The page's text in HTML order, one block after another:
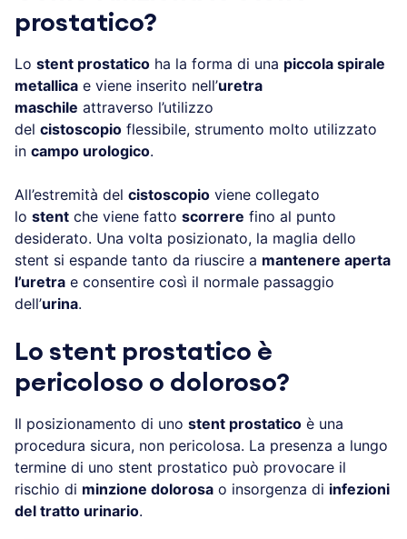
prostatico?
Lo stent prostatico ha la forma di una piccola spirale
metallica e viene inserito nell’uretra
maschile attraverso l’utilizzo
del cistoscopio flessibile, strumento molto utilizzato
in campo urologico.
All’estremità del cistoscopio viene collegato
lo stent che viene fatto scorrere fino al punto
desiderato. Una volta posizionato, la maglia dello
stent si espande tanto da riuscire a mantenere aperta
l’uretra e consentire così il normale passaggio
dell’urina.
Lo stent prostatico è
pericoloso o doloroso?
Il posizionamento di uno stent prostatico è una
procedura sicura, non pericolosa. La presenza a lungo
termine di uno stent prostatico può provocare il
rischio di minzione dolorosa o insorgenza di infezioni
del tratto urinario.